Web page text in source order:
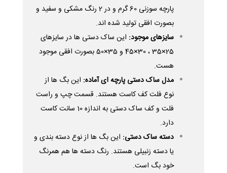
پارچه سوزنی 60 گرم و در 2 رنگ مشکی و سفید و
بصورت افقی تولید شده اند.
سایزهای موجود: این ساک دستی ها در سایزهای
25×35 ، 30×45 و 35×50 بصورت افقی موجود
هست.
مدل ساک دستی پارچه ای آماده: این بگ ها از
نوع فلت کف کاست هستند. قسمت چپ و راست
فلت و کف ساک دستی به اندازه 10 سانت کاست
دارد.
دسته ساک دستی: این بگ ها از نوع دسته بندی و
یا دسته زنبیلی هستند. رنگ دسته ها هم همرنگ
خود بگ است.